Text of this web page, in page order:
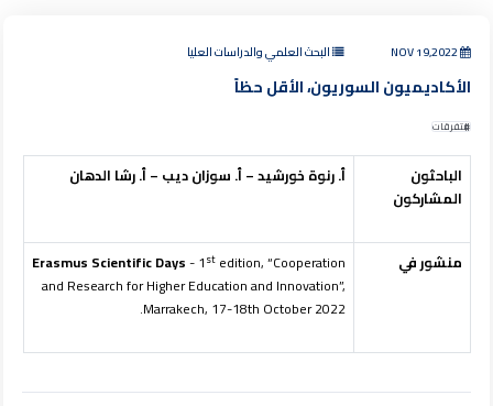
NOV 19,2022 البحث العلمي والدراسات العليا
الأكاديميون السوريون، الأقل حظاً
متفرقات
الباحثون
المشاركون
أ. رنوة خورشيد – أ. سوزان ديب – أ. رشا الدهان
منشور في Erasmus Scientific Days- 1stedition, “Cooperation
and Research for Higher Education and Innovation”,
Marrakech, 17-18th October 2022.